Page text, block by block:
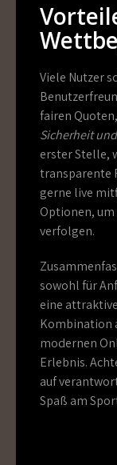
Viele Nutzer
fairen
Sicherheit
erster Stelle,
transparente
gerne live
Optionen, um
verfolgen.
sowohl für
eine
Kombination
modernen
Erlebnis.
auf
Spaß am